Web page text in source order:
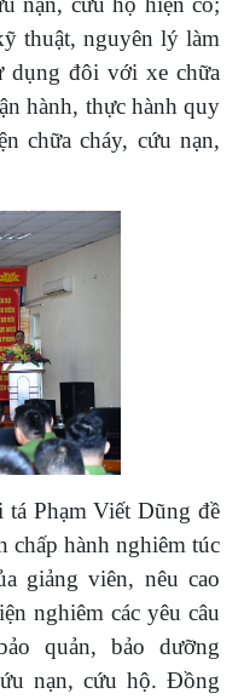
thuật, nguyên lý làm
dụng đôi với xe chữa
hành, thực hành quy
chữa cháy, cứu nạn,
Phạm Viết Dũng đề
chấp hành nghiêm túc
giảng viên, nêu cao
nghiêm các yêu câu
quản, bảo dưỡng
nạn, cứu hộ. Đồng